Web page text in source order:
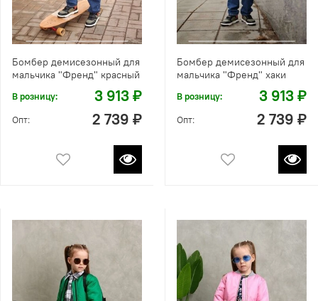
Бомбер демисезонный для
мальчика "Френд" красный
В розницу: 3 913 ₽
Опт: 2 739 ₽
Бомбер демисезонный для
мальчика "Френд" хаки
В розницу: 3 913 ₽
Опт: 2 739 ₽